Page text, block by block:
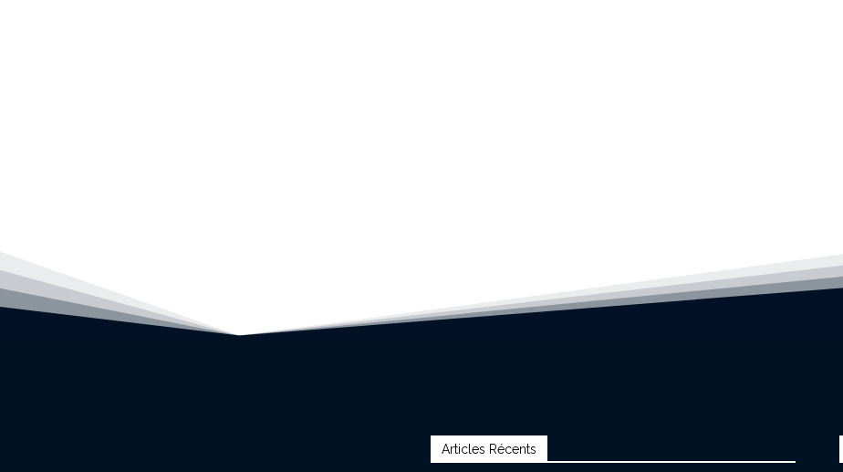
Articles Récents